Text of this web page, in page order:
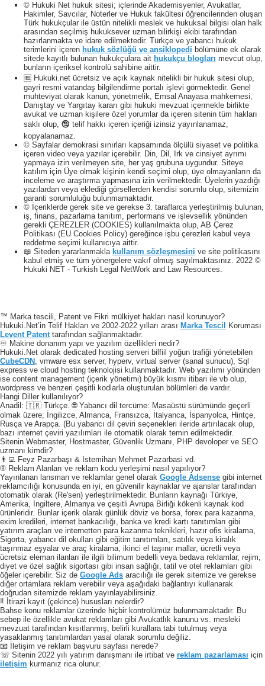
© Hukuki Net hukuk sitesi; içlerinde Akademisyenler, Avukatlar,
Hakimler, Savcılar, Noterler ve Hukuk fakültesi öğrencilerinden oluşan
Türk hukukçular ile üstün nitelikli meslek ve hukuksal bilgisi olan halk
arasından seçilmiş hukuksever uzman bilirkişi ekibi tarafından
hazırlanmakta ve idare edilmektedir. Türkçe ve yabancı hukuk
terimlerini içeren hukuk sözlüğü ve ansiklopedi bölümüne ek olarak
sitede kayıtlı bulunan hukukçulara ait hukukçu blogları mevcut olup,
bunların içeriksel kontrolü sahibine aittir.
🆓 Hukuki.net ücretsiz ve açık kaynak nitelikli bir hukuk sitesi olup,
gayri resmi vatandaş bilgilendirme portalı işlevi görmektedir. Genel
muhteviyat olarak kanun, yönetmelik, Emsal Anayasa mahkemesi,
Danıştay ve Yargıtay kararı gibi hukuki mevzuat içermekle birlikte
avukat ve uzman kişilere özel yorumlar da içeren sitenin tüm hakları
saklı olup, 🕲 telif hakkı içeren içeriği izinsiz yayınlanamaz,
kopyalanamaz.
© Sayfalar demokrasi sınırları kapsamında ölçülü siyaset ve politika
içeren video veya yazılar içerebilir. Din, Dil, Irk ve cinsiyet ayrımı
yapmaya izin verilmeyen site, her yaş grubuna uygundur. Siteye
katılım için Üye olmak kişinin kendi seçimi olup, üye olmayanların da
inceleme ve araştırma yapmasına izin verilmektedir. Üyelerin yazdığı
yazılardan veya eklediği görsellerden kendisi sorumlu olup, sitemizin
garanti sorumluluğu bulunmamaktadır.
© İçeriklerde gerek site ve gerekse 3. taraflarca yerleştirilmiş bulunan,
iş, finans, pazarlama tanıtım, performans ve işlevsellik yönünden
gerekli ÇEREZLER (COOKIES) kullanılmakta olup, AB Çerez
Politikası (EU Cookies Policy) gereğince işbu çerezleri kabul veya
reddetme seçimi kullanıcıya aittir.
📖 Siteden yararlanmakla kullanım sözleşmesini ve site politikasını
kabul etmiş ve tüm yönergelere vakıf olmuş sayılmaktasınız. 2022 ©
Hukuki NET - Turkish Legal NetWork and Law Resources.
™ Marka tescili, Patent ve Fikri mülkiyet hakları nasıl korunuyor?
Hukuki.Net’in Telif Hakları ve 2002-2022 yılları arası Marka Tescil
Koruması
Levent Patenttarafından sağlanmaktadır.
♾️ Makine donanım yapı ve yazılım özellikleri nedir?
Hukuki.Net olarak dedicated hosting serveri bilfiil yoğun trafiği yönetebilen
CubeCDN , vmware esx server, hyperv, virtual server (sanal sunucu), Sql
express ve cloud hosting teknolojisi kullanmaktadır. Web yazılımı yönünden
ise content management (içerik yönetimi) büyük kısmı itibari ile vb olup,
wordpress ve benzeri çeşitli kodlarla oluşturulan bölümleri de vardır.
Hangi Diller kullanılıyor?
Anadil: 🇹🇷 Türkçe. 🌐 Yabancı dil tercüme: Masaüstü sürümünde geçerli
olmak üzere; İngilizce, Almanca, Fransızca, İtalyanca, İspanyolca, Hintçe,
Rusça ve Arapça. (Bu yabancı dil çeviri seçenekleri ileride artırılacak olup,
bazı internet çeviri yazılımları ile otomatik olarak temin edilmektedir.
Sitenin Webmaster, Hostmaster, Güvenlik Uzmanı, PHP devoloper ve SEO
uzmanı kimdir?
👨‍💻 Feyz Pazarbaşı & Istemihan Mehmet Pazarbasi vd.
® Reklam Alanları ve reklam kodu yerleşimi nasıl yapılıyor?
Yayınlanan lansman ve reklamlar genel olarak Google Adsense gibi internet
reklamcılığı konusunda en iyi, en güvenilir kaynaklar ve ajanslar tarafından
otomatik olarak (Re'sen) yerleştirilmektedir. Bunların kaynağı Türkiye,
Amerika, Ingiltere, Almanya ve çeşitli Avrupa Birliği kökenli kaynak kod
ürünleridir. Bunlar içerik olarak günlük döviz ve borsa, forex para kazanma,
exim kredileri, internet bankacılığı, banka ve kredi kartı tanıtımları gibi
yatırım araçları ve internetten para kazanma teknikleri, hazır ofis kiralama,
Sigorta, yabancı dil okulları gibi eğitim tanıtımları, satılık veya kiralık
taşınmaz eşyalar ve araç kiralama, ikinci el taşınır mallar, ücretli veya
ücretsiz eleman ilanları ile ilgili bilimum bedelli veya bedava reklamlar, rejim,
diyet ve özel sağlık sigortası gibi insan sağlığı, tatil ve otel reklamları gibi
öğeler içerebilir. Siz de Google Ads aracılığı ile gerek sitemize ve gerekse
diğer ortamlara reklam verebilir veya aşağıdaki bağlantıyı kullanarak
doğrudan sitemizde reklam yayınlayabilirsiniz.
‼️ İtirazi kayıt (çekince) hususları nelerdir?
Bahse konu reklamlar üzerinde hiçbir kontrolümüz bulunmamaktadır. Bu
sebep ile özellikle avukat reklamları gibi Avukatlık kanunu vs. mesleki
mevzuat tarafından kısıtlanmış, belirli kurallara tabi tutulmuş veya
yasaklanmış tanıtımlardan yasal olarak sorumlu değiliz.
📧 İletişim ve reklam başvuru sayfası nerede?
☏ Sitenin 2022 yılı yatırım danışmanı ile irtibat ve reklam pazarlaması için
iletişim kurmanız rica olunur.